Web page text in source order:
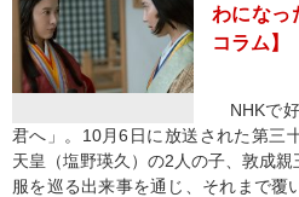
わになっ
コラム】
NHKで
君へ」。10月6日に放送された第三
天皇（塩野瑛久）の2人の子、敦成
服を巡る出来事を通じ、それまで覆